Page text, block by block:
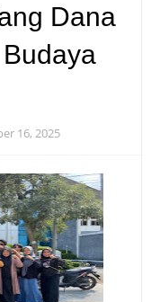
Dana
16, 2025